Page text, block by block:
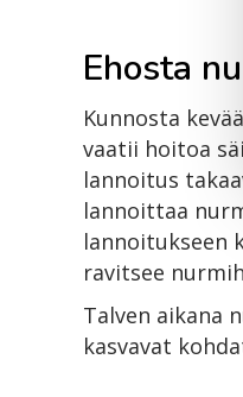
Ehosta
Kunnosta
vaatii hoitoa
lannoitus
lannoittaa
lannoitukseen
ravitsee
Talven aikana
kasvavat